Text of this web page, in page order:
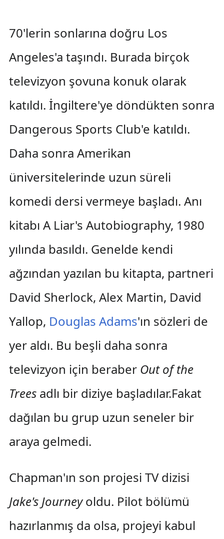
70'lerin sonlarına doğru Los
Angeles'a taşındı. Burada birçok
televizyon şovuna konuk olarak
katıldı. İngiltere'ye döndükten sonra
Dangerous Sports Club'e katıldı.
Daha sonra Amerikan
üniversitelerinde uzun süreli
komedi dersi vermeye başladı. Anı
kitabı A Liar's Autobiography, 1980
yılında basıldı. Genelde kendi
ağzından yazılan bu kitapta, partneri
David Sherlock, Alex Martin, David
Yallop, Douglas Adams'ın sözleri de
yer aldı. Bu beşli daha sonra
televizyon için beraber Out of the
Treesadlı bir diziye başladılar.Fakat
dağılan bu grup uzun seneler bir
araya gelmedi.
Chapman'ın son projesi TV dizisi
Jake's Journeyoldu. Pilot bölümü
hazırlanmış da olsa, projeyi kabul